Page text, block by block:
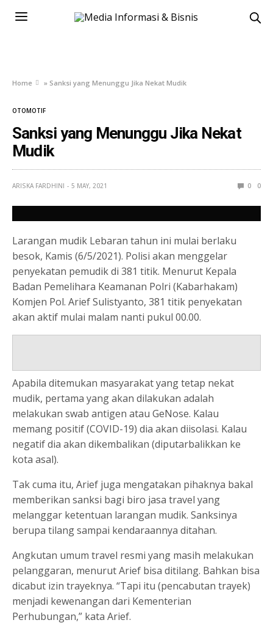
Home » Sanksi yang Menunggu Jika Nekat Mudik
OTOMOTIF
Sanksi yang Menunggu Jika Nekat
Mudik
ARISKA FARDHINI 5 MAY, 2021 0 0
Larangan mudik Lebaran tahun ini mulai berlaku
besok, Kamis (6/5/2021). Polisi akan menggelar
penyekatan pemudik di 381 titik. Menurut Kepala
Badan Pemelihara Keamanan Polri (Kabarhakam)
Komjen Pol. Arief Sulistyanto, 381 titik penyekatan
akan aktif mulai malam nanti pukul 00.00.
Apabila ditemukan masyarakat yang tetap nekat
mudik, pertama yang akan dilakukan adalah
melakukan swab antigen atau GeNose. Kalau
memang positif (COVID-19) dia akan diisolasi. Kalau
negatif dia akan dikembalikan (diputarbalikkan ke
kota asal).
Tak cuma itu, Arief juga mengatakan pihaknya bakal
memberikan sanksi bagi biro jasa travel yang
melanggar ketentuan larangan mudik. Sanksinya
berupa tilang sampai kendaraannya ditahan.
Angkutan umum travel resmi yang masih melakukan
pelanggaran, menurut Arief bisa ditilang. Bahkan bisa
dicabut izin trayeknya. “Tapi itu (pencabutan trayek)
menjadi kewenangan dari Kementerian
Perhubungan,” kata Arief.